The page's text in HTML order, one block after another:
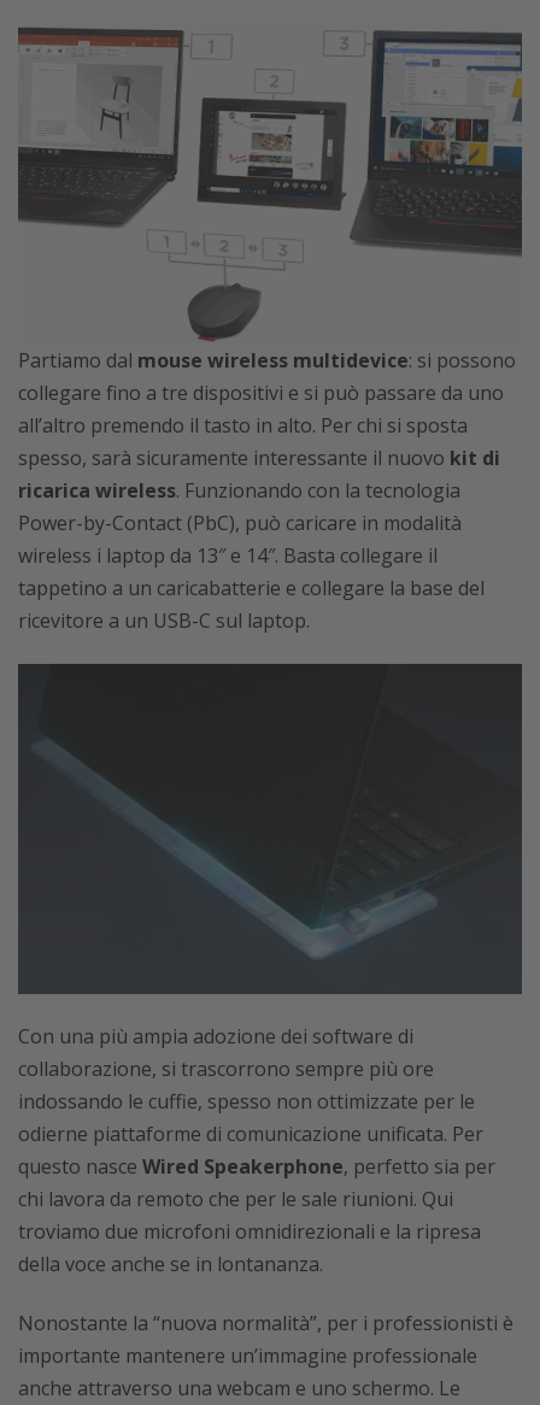
Partiamo dal mouse wireless multidevice: si possono
collegare fino a tre dispositivi e si può passare da uno
all’altro premendo il tasto in alto. Per chi si sposta
spesso, sarà sicuramente interessante il nuovo kit di
ricarica wireless. Funzionando con la tecnologia
Power-by-Contact (PbC), può caricare in modalità
wireless i laptop da 13″ e 14″. Basta collegare il
tappetino a un caricabatterie e collegare la base del
ricevitore a un USB-C sul laptop.
Con una più ampia adozione dei software di
collaborazione, si trascorrono sempre più ore
indossando le cuffie, spesso non ottimizzate per le
odierne piattaforme di comunicazione unificata. Per
questo nasce Wired Speakerphone, perfetto sia per
chi lavora da remoto che per le sale riunioni. Qui
troviamo due microfoni omnidirezionali e la ripresa
della voce anche se in lontananza.
Nonostante la “nuova normalità”, per i professionisti è
importante mantenere un’immagine professionale
anche attraverso una webcam e uno schermo. Le